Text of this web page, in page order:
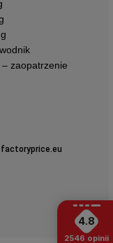
zaopatrzenie
4.8
2546 opinii